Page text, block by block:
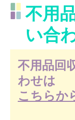
不用
い合
不用品回
わせは
こちらか